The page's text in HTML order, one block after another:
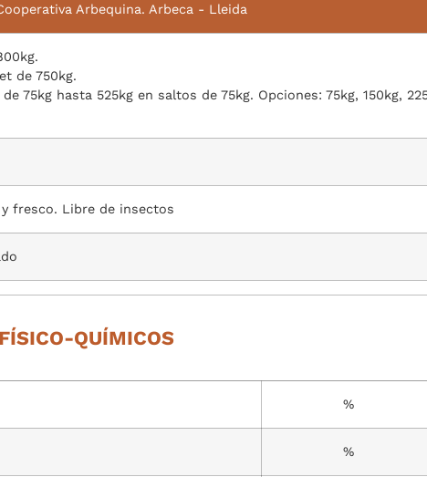
Arbequina. Arbeca - Lleida
de 750kg.
75kg hasta 525kg en saltos de 75kg. Opciones: 75kg, 150kg,
fresco. Libre de insectos
QUÍMICOS
%
%